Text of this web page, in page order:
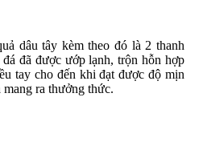
dâu tây kèm theo đó là 2 thanh
đã được ướp lạnh, trộn hỗn hợp
tay cho đến khi đạt được độ mịn
ra thưởng thức.